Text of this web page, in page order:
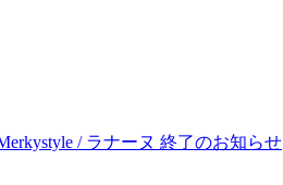
/ ラナーヌ 終了のお知らせ